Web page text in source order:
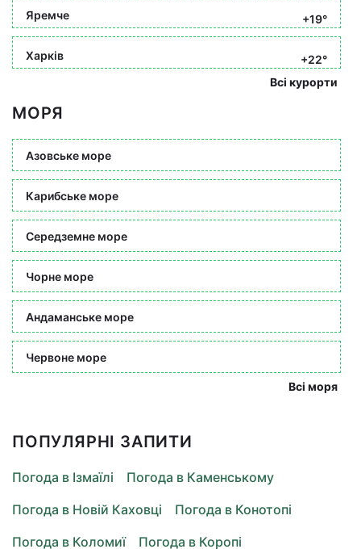
Яремче +19°
Харків
+22°
Всі курорти
МОРЯ
Азовське море
Карибське море
Середземне море
Чорне море
Андаманське море
Червоне море
Всі моря
ПОПУЛЯРНІ ЗАПИТИ
Погода в Ізмаїлі
Погода в Каменському
Погода в Новій Каховці
Погода в Конотопі
Погода в Коломиї
Погода в Коропі